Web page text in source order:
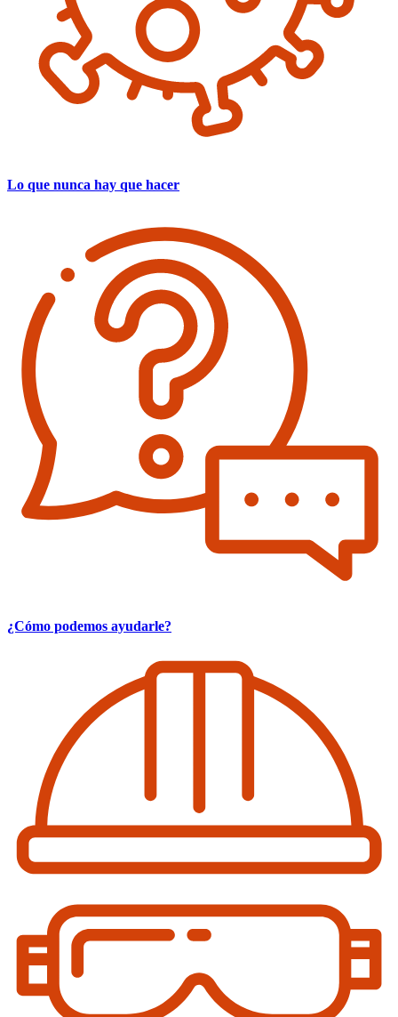
Lo que nunca hay que hacer
¿Cómo podemos ayudarle?